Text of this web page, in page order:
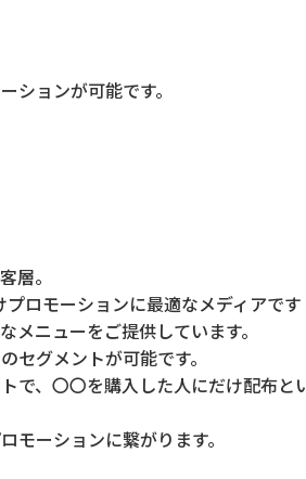
ションが可能です。
層。
ロモーションに最適なメディアです
ニューをご提供しています。
セグメントが可能です。
で、〇〇を購入した人にだけ配布
モーションに繋がります。